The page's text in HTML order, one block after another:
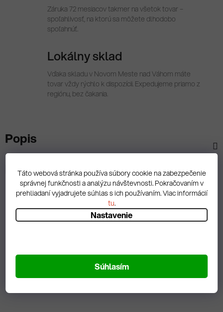
Táto webová stránka používa súbory cookie na zabezpečenie
správnej funkčnosti a analýzu návštevnosti. Pokračovaním v
prehliadaní vyjadrujete súhlas s ich používaním. Viac informácií
tu.
Nastavenie
Súhlasím
Záruka 72 mesiacov takmer na všetok tovar –
spoľahlivosť, na ktorú sa môžete dlhodobo
spoľahnúť.
Lokálny sklad
Vďaka skladu v Novom Meste nad Váhom máte
tovar vždy rýchlo k dispozícii. Expedujeme priamo z
regiónu, bez čakania.
Popis
Diskusia